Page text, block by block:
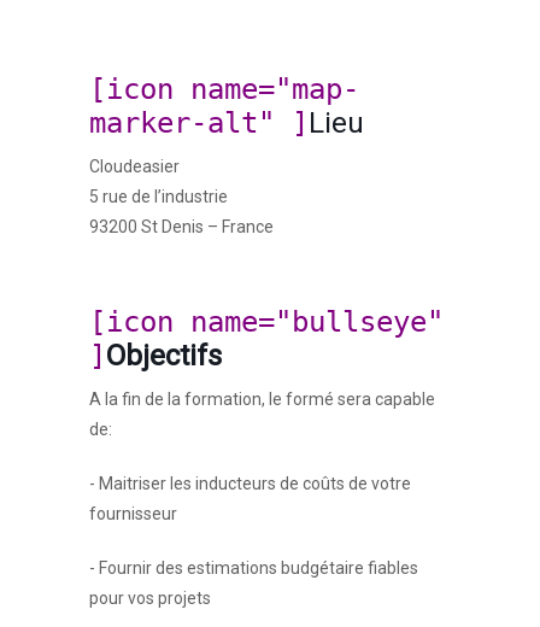
[icon name="map-
marker-alt" ] Lieu
Cloudeasier
5 rue de l’industrie
93200 St Denis – France
[icon name="bullseye"
] Objectifs
A la fin de la formation, le formé sera capable
de:
- Maitriser les inducteurs de coûts de votre
fournisseur
- Fournir des estimations budgétaire fiables
pour vos projets